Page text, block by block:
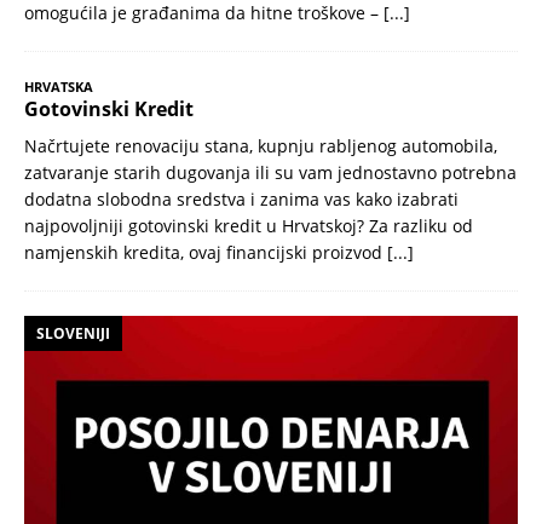
omogućila je građanima da hitne troškove – [...]
HRVATSKA
Gotovinski Kredit
Načrtujete renovaciju stana, kupnju rabljenog automobila,
zatvaranje starih dugovanja ili su vam jednostavno potrebna
dodatna slobodna sredstva i zanima vas kako izabrati
najpovoljniji gotovinski kredit u Hrvatskoj? Za razliku od
namjenskih kredita, ovaj financijski proizvod [...]
SLOVENIJI